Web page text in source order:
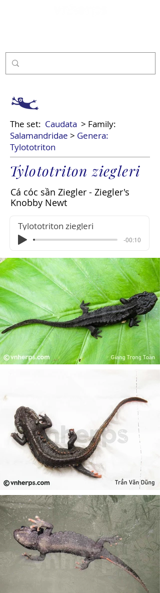
The set: Caudata > Family:
Salamandridae > Genera:
Tylototriton
Tylototriton ziegleri
Cá cóc sần Ziegler - Ziegler's
Knobby Newt
Tylototriton ziegleri
-00:10